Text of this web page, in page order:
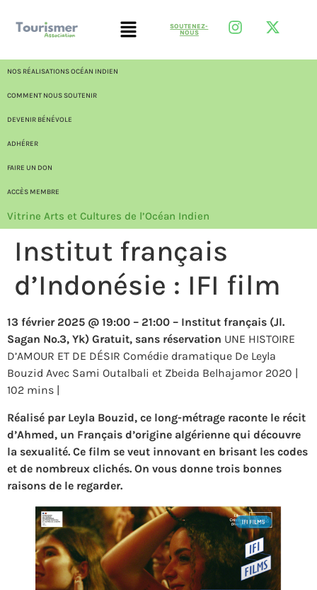
SOUTENEZ-
NOUS
NOS RÉALISATIONS OCÉAN INDIEN
COMMENT NOUS SOUTENIR
DEVENIR BÉNÉVOLE
ADHÉRER
FAIRE UN DON
ACCÈS MEMBRE
Vitrine Arts et Cultures de l’Océan Indien
Institut français
d’Indonésie : IFI film
13 février 2025 @ 19:00 – 21:00 – Institut français (Jl.
Sagan No.3, Yk) Gratuit, sans réservation UNE HISTOIRE
D’AMOUR ET DE DÉSIR Comédie dramatique De Leyla
Bouzid Avec Sami Outalbali et Zbeida Belhajamor 2020 |
102 mins |
Réalisé par Leyla Bouzid, ce long-métrage raconte le récit
d’Ahmed, un Français d’origine algérienne qui découvre
la sexualité. Ce film se veut innovant en brisant les codes
et de nombreux clichés. On vous donne trois bonnes
raisons de le regarder.